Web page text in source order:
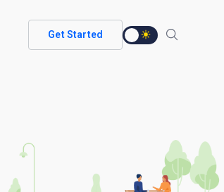
Get Started